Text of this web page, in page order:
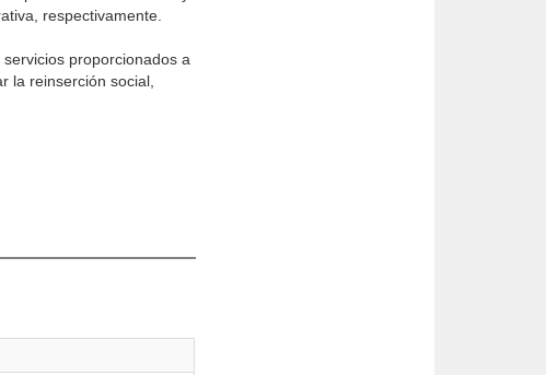
respectivamente.
proporcionados a
la reinserción social,